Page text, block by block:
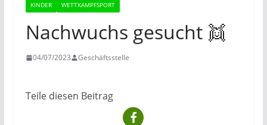
KINDER WETTKAMPFSPORT
Nachwuchs gesucht 👯
04/07/2023 Geschäftsstelle
Teile diesen Beitrag